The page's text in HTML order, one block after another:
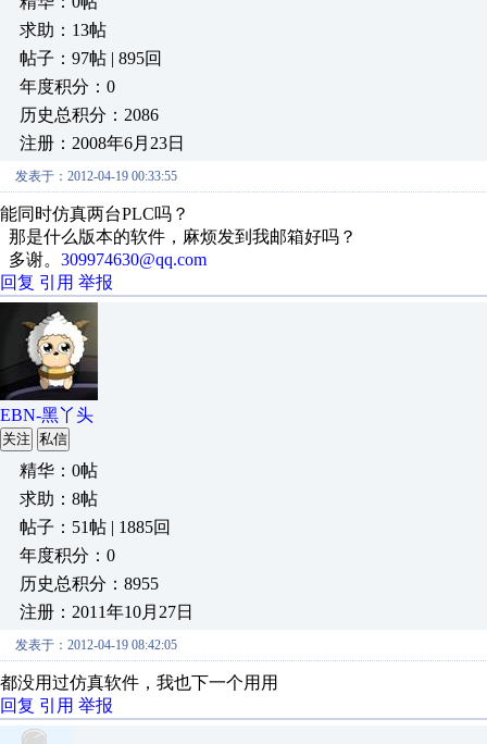
求助：13帖
帖子：97帖 | 895回
年度积分：0
历史总积分：2086
注册：2008年6月23日
发表于：2012-04-19 00:33:55
能同时仿真两台PLC吗？
那是什么版本的软件，麻烦发到我邮箱好吗？
多谢。 309974630@qq.com
回复 引用 举报
EBN-黑丫头
关注 私信
精华：0帖
求助：8帖
帖子：51帖 | 1885回
年度积分：0
历史总积分：8955
注册：2011年10月27日
发表于：2012-04-19 08:42:05
都没用过仿真软件，我也下一个用用
回复 引用 举报